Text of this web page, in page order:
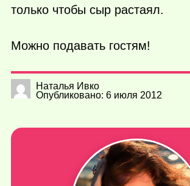
только чтобы сыр растаял.
Можно подавать гостям!
Наталья Ивко
Опубликовано: 6 июля 2012